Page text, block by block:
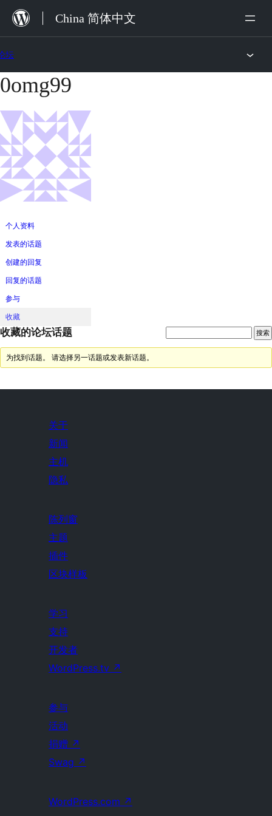
China 简体中文
坛
跳
内
容
0omg99
个人资料
发表的话题
创建的回复
回复的话题
参与
收藏
收藏的论坛话题
为找到话题。 请选择另一话题或发表新话题。
关于
新闻
主机
隐私
陈列窗
主题
插件
区块样板
学习
支持
开发者
WordPress.tv ↗
参与
活动
捐赠 ↗
Swag ↗
WordPress.com ↗